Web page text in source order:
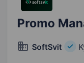
Promo
SoftSvit